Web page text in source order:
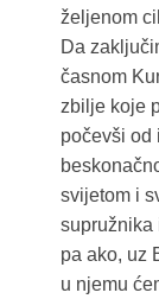
željenom
Da
časnom
zbilje koje
počevši od
svijetom i
supružnika
pa ako, uz
u njemu